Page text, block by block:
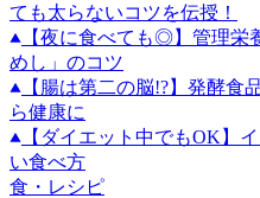
ても太らないコツを伝授！
【夜に食べても◎】管理栄
めし」のコツ
【腸は第二の脳!?】発酵食
ら健康に
【ダイエット中でもOK】
い食べ方
食・レシピ